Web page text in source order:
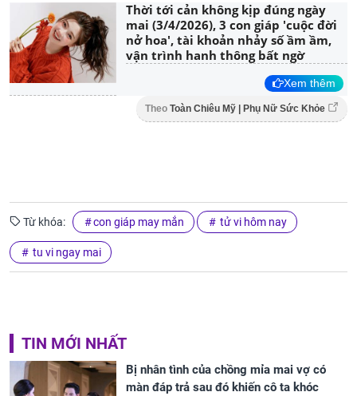
Thời tới cản không kịp đúng ngày
mai (3/4/2026), 3 con giáp 'cuộc đời
nở hoa', tài khoản nhảy số ầm ầm,
vận trình hanh thông bất ngờ
Xem thêm
Theo Toàn Chiêu Mỹ | Phụ Nữ Sức Khỏe
Từ khóa: con giáp may mắn tử vi hôm nay
tu vi ngay mai
TIN MỚI NHẤT
Bị nhân tình của chồng mỉa mai vợ có
màn đáp trả sau đó khiến cô ta khóc